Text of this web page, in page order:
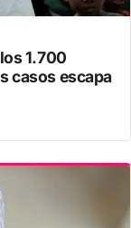
1.700
casos escapa